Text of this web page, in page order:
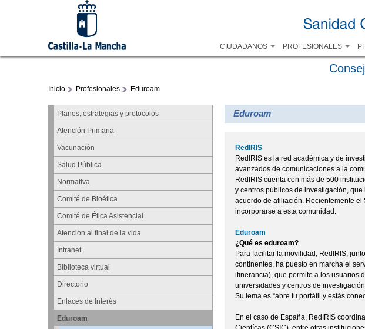
CIUDADANOS PROFESIONALES
Inicio Profesionales Eduroam
Planes, estrategias y protocolos
Atención Primaria
Vacunación
Salud Pública
Normativa
Comité de Bioética
Comité de Ética Asistencial
Atención al final de la vida
Intranet
Biblioteca virtual
Directorio
Enlaces de Interés
Eduroam
Eduroam
RedIRIS
RedIRIS es la red académica y de
avanzados de comunicaciones a la
RedIRIS cuenta con más de 500
y centros públicos de investigación,
acuerdo de afiliación. Recientemente
incorporarse a esta comunidad.
Eduroam
¿Qué es eduroam?
Para facilitar la movilidad, RedIRIS,
continentes, ha puesto en marcha el
itinerancia), que permite a los usuarios
universidades y centros de
Su lema es “abre tu portátil y estás
En el caso de España, RedIRIS